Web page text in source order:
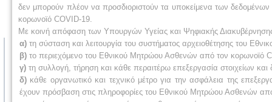
δεν μπορούν πλέον να προσδιοριστούν τα υποκείμενα των
κορωνοϊό COVID-19.
Με κοινή απόφαση των Υπουργών Υγείας και Ψηφιακής Διακυβέρνησης
α) τη σύσταση και λειτουργία του συστήματος αρχειοθέτησης του
β) το περιεχόμενο του Εθνικού Μητρώου Ασθενών από τον κορωνοϊό
γ) τη συλλογή, τήρηση και κάθε περαιτέρω επεξεργασία στοιχείων
δ) κάθε οργανωτικό και τεχνικό μέτρο για την ασφάλεια της
έχουν πρόσβαση στις πληροφορίες του Εθνικού Μητρώου Ασθενών